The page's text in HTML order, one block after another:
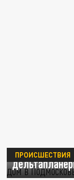
Появилось
ПРОИСШЕСТВИЯ